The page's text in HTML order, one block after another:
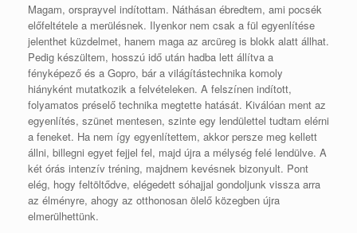
Magam, orsprayvel indítottam. Náthásan ébredtem, ami pocsék
előfeltétele a merülésnek. Ilyenkor nem csak a fül egyenlítése
jelenthet küzdelmet, hanem maga az arcüreg is blokk alatt állhat.
Pedig készültem, hosszú idő után hadba lett állítva a
fényképező és a Gopro, bár a világítástechnika komoly
hiányként mutatkozik a felvételeken. A felszínen indított,
folyamatos préselő technika megtette hatását. Kiválóan ment az
egyenlítés, szünet mentesen, szinte egy lendülettel tudtam elérni
a feneket. Ha nem így egyenlítettem, akkor persze meg kellett
állni, billegni egyet fejjel fel, majd újra a mélység felé lendülve. A
két órás intenzív tréning, majdnem kevésnek bizonyult. Pont
elég, hogy feltöltődve, elégedett sóhajjal gondoljunk vissza arra
az élményre, ahogy az otthonosan ölelő közegben újra
elmerülhettünk.